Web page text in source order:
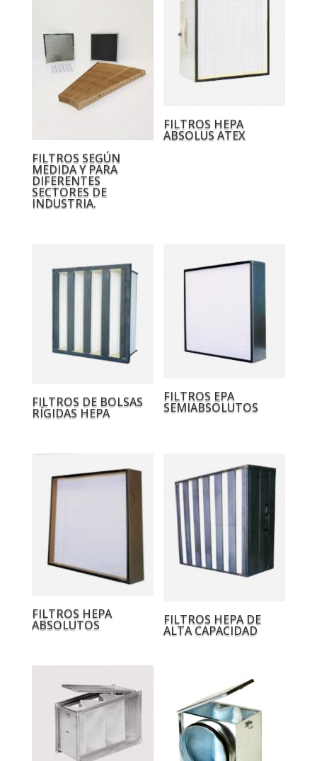
FILTROS SEGÚN
MEDIDA Y PARA
DIFERENTES
SECTORES DE
INDUSTRIA.
FILTROS HEPA
ABSOLUS ATEX
FILTROS DE BOLSAS
RÍGIDAS HEPA
FILTROS EPA
SEMIABSOLUTOS
FILTROS HEPA
ABSOLUTOS FILTROS HEPA DE
ALTA CAPACIDAD